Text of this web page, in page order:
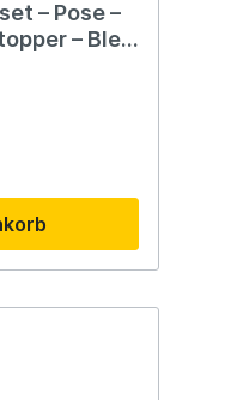
– Pose –
– Blei